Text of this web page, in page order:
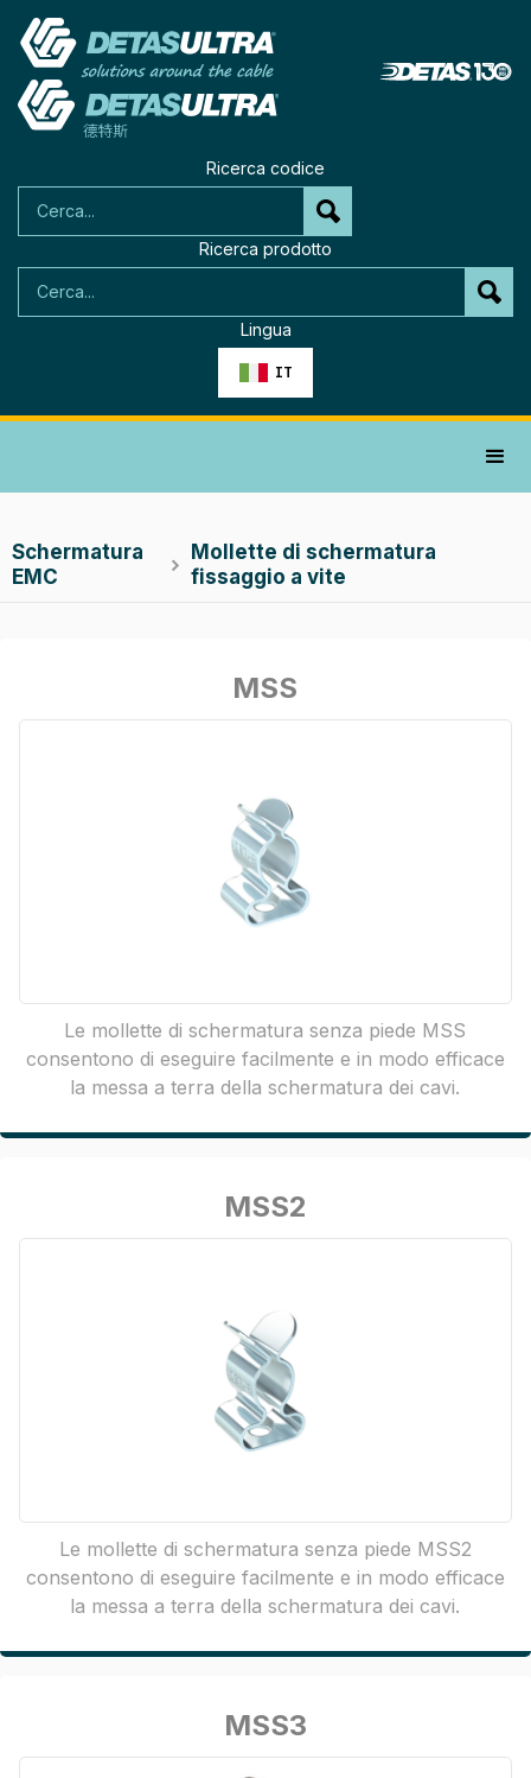
Ricerca codice
Ricerca prodotto
Lingua
IT
Schermatura
EMC

Mollette di schermatura
fissaggio a vite
MSS
Le mollette di schermatura senza piede MSS
consentono di eseguire facilmente e in modo efficace
la messa a terra della schermatura dei cavi.
MSS2
Le mollette di schermatura senza piede MSS2
consentono di eseguire facilmente e in modo efficace
la messa a terra della schermatura dei cavi.
MSS3